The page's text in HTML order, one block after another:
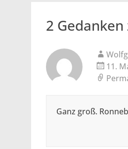
2 Gedanken
11.
Ganz groß.